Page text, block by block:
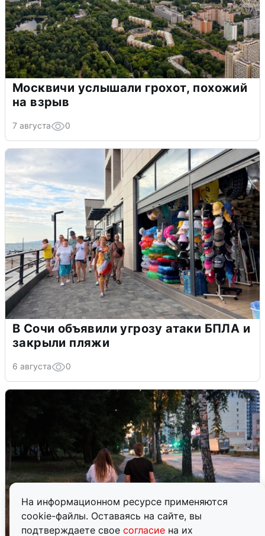
На информационном ресурсе применяются
cookie-файлы. Оставаясь на сайте, вы
подтверждаете свое согласие на их
Москвичи услышали грохот, похожий
на взрыв
7 августа 0
В Сочи объявили угрозу атаки БПЛА и
закрыли пляжи
6 августа 0